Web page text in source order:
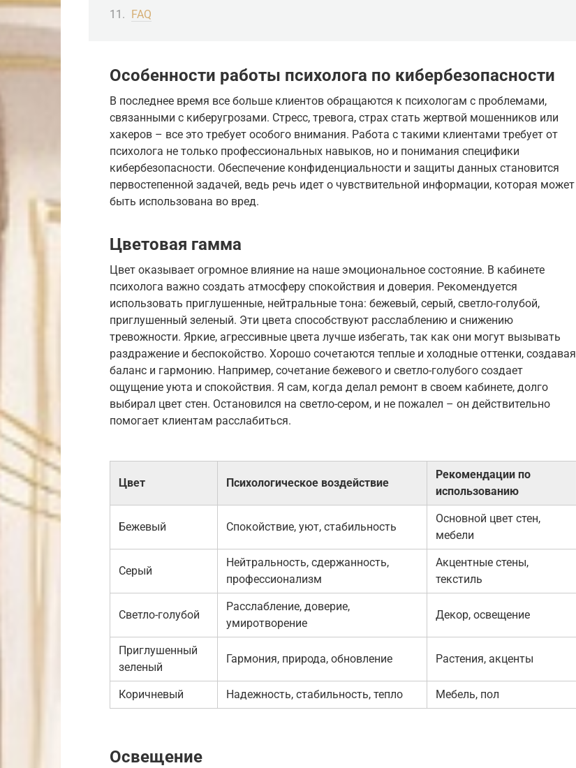
FAQ
Особенности работы психолога по кибербезопасности
В последнее время все больше клиентов обращаются к психологам с проблемами,
связанными с киберугрозами. Стресс, тревога, страх стать жертвой мошенников или
хакеров – все это требует особого внимания. Работа с такими клиентами требует от
психолога не только профессиональных навыков, но и понимания специфики
кибербезопасности. Обеспечение конфиденциальности и защиты данных становится
первостепенной задачей, ведь речь идет о чувствительной информации, которая может
быть использована во вред.
Цветовая гамма
Цвет оказывает огромное влияние на наше эмоциональное состояние. В кабинете
психолога важно создать атмосферу спокойствия и доверия. Рекомендуется
использовать приглушенные, нейтральные тона: бежевый, серый, светло-голубой,
приглушенный зеленый. Эти цвета способствуют расслаблению и снижению
тревожности. Яркие, агрессивные цвета лучше избегать, так как они могут вызывать
раздражение и беспокойство. Хорошо сочетаются теплые и холодные оттенки, создавая
баланс и гармонию. Например, сочетание бежевого и светло-голубого создает
ощущение уюта и спокойствия. Я сам, когда делал ремонт в своем кабинете, долго
выбирал цвет стен. Остановился на светло-сером, и не пожалел – он действительно
помогает клиентам расслабиться.
Цвет Психологическое воздействие
Рекомендации по
использованию
Бежевый Спокойствие, уют, стабильность
Основной цвет стен,
мебели
Серый
Нейтральность, сдержанность,
профессионализм
Акцентные стены,
текстиль
Светло-голубой
Расслабление, доверие,
умиротворение
Декор, освещение
Приглушенный
зеленый
Гармония, природа, обновление Растения, акценты
Коричневый Надежность, стабильность, тепло Мебель, пол
Освещение